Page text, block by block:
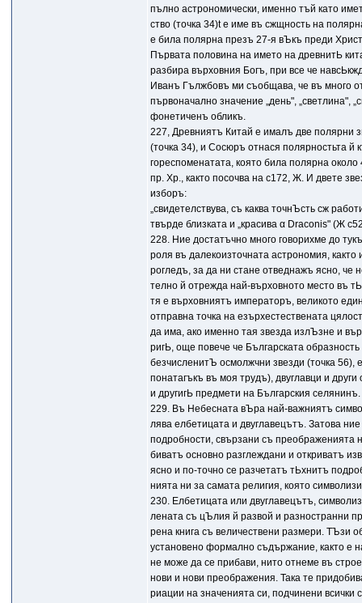
пълно астрономически, именно тъй като
ство (точка 34)t е име въ сжщность на
е била полярна презъ 27-я вЪкъ преди
Първата половина на името на древнитЬ
разбира върховния Богъ, при все че
Иванъ Гължбовъ ми съобщава, че въ много
първоначално значение „день", „светлина",
фонетиченъ обликъ.
227, Древниятъ Китай е ималъ две полярни
(точка 34), и Сосюръ отнася полярностьта
гореспоменатата, която била полярна
пр. Хр., както посочва на с172, Ж. И двете
изборъ:
„свидетелствува, съ каква точнЪсть сж
твърде близката и „красива α Draconis" (Ж
228. Ние достатъчно много говорихме до
роля въ далекоизточната астрономия,
рогледъ, за да ни стане отведнажъ ясно, че
телно й отрежда най-върховното место въ
тя е върховниятъ императоръ, великото
отправна точка на езърхестествената
да има, ако именно тая звезда излЪзне и
ригЬ, още повече че Българската
безчисленитЪ осмолжчни звезди (точка 56),
понатагъкъ въ моя трудъ), двуглавци и
и другигЬ предмети на Българския селянинъ.
229. Въ Небесната вЪра най-важниятъ
лява елбетицата и двуглавецътъ. Затова
подробности, свързани съ преображенията
биватъ основно разглеждани и откриватъ
ясно и по-точно се разчетатъ тЬхнитъ
нията ни за самата религия, която
230. Елбетицата или двуглавецътъ,
лената съ цЪлия й развой и разностранни
рена книга съ величествени размери. ТЪзи
установено формално съдържание, както е
не може да се прибави, нито отнеме въ
нови и нови преображения. Така тe
риации на значенията си, подчинени